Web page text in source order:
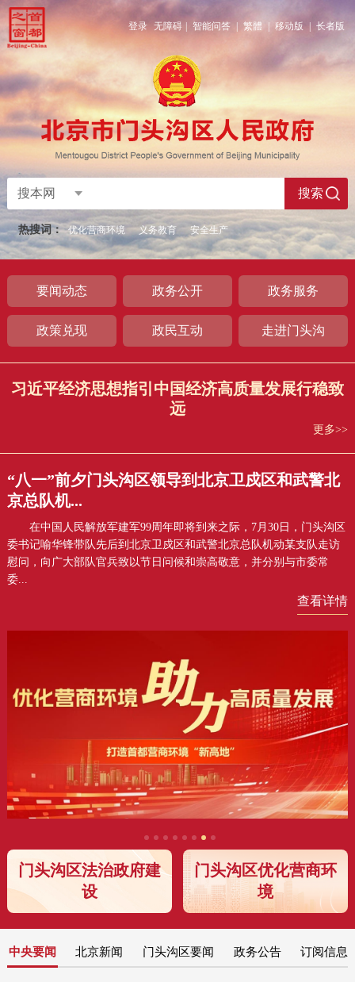
登录 | 智能问答 | 繁體 | 移动版
无障碍 | 长者版
搜本网 搜索
热搜词： 优化营商环境 义务教育 安全生产
要闻动态 政务公开 政务服务
政策兑现 政民互动 走进门头沟
习近平经济思想指引中国经济高质量发展行稳致
远
更多>>
“八一”前夕门头沟区领导到北京卫戍区和武警北
京总队机...
在中国人民解放军建军99周年即将到来之际，7月30日，门头沟区
委书记喻华锋带队先后到北京卫戍区和武警北京总队机动某支队走访
慰问，向广大部队官兵致以节日问候和崇高敬意，并分别与市委常
委...
查看详情
门头沟区法治政府建
设
门头沟区优化营商环
境
中央要闻 北京新闻 门头沟区要闻 政务公告 订阅信息